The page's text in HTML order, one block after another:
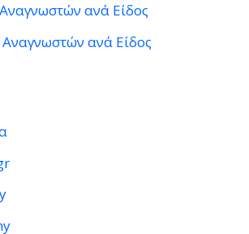
ανά Είδος
Αναγνωστών ανά Είδος